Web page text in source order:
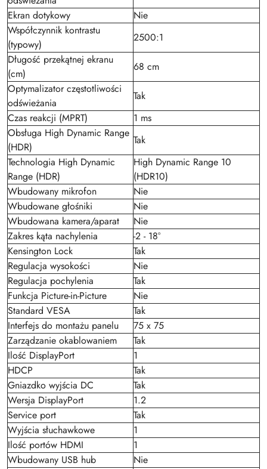
Ekran dotykowy
Nie
Współczynnik kontrastu
(typowy)
2500:1
Długość przekątnej ekranu
(cm)
68 cm
Optymalizator częstotliwości
odświeżania
Tak
Czas reakcji (MPRT)
1 ms
Obsługa High Dynamic Range
(HDR)
Tak
Technologia High Dynamic
Range (HDR)
High Dynamic Range 10
(HDR10)
Wbudowany mikrofon
Nie
Wbudowane głośniki
Nie
Wbudowana kamera/aparat
Nie
Zakres kąta nachylenia
-2 - 18°
Kensington Lock
Tak
Regulacja wysokości
Nie
Regulacja pochylenia
Tak
Funkcja Picture-in-Picture
Nie
Standard VESA
Tak
Interfejs do montażu panelu
75 x 75
Zarządzanie okablowaniem
Tak
Ilość DisplayPort
1
HDCP
Tak
Gniazdko wyjścia DC
Tak
Wersja DisplayPort
1.2
Service port
Tak
Wyjścia słuchawkowe
1
Ilość portów HDMI
1
Wbudowany USB hub
Nie